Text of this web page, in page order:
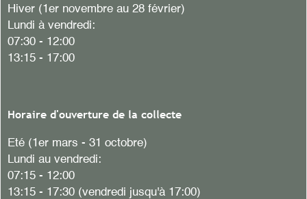
Hiver (1er novembre au 28 février)
Lundi à vendredi:
07:30 - 12:00
13:15 - 17:00
Horaire d'ouverture de la collecte
Eté (1er mars - 31 octobre)
Lundi au vendredi:
07:15 - 12:00
13:15 - 17:30 (vendredi jusqu'à 17:00)